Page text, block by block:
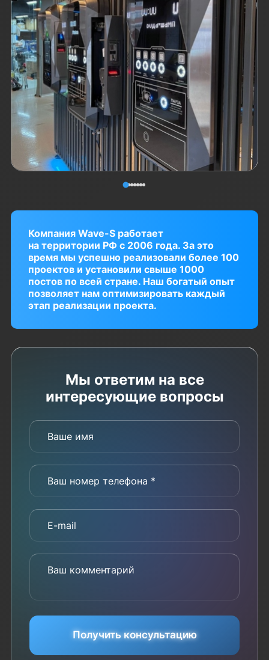
Компания Wave-S работает
на территории РФ с 2006 года. За это
время мы успешно реализовали более 100
проектов и установили свыше 1000
постов по всей стране. Наш богатый опыт
позволяет нам оптимизировать каждый
этап реализации проекта.
Мы ответим на все
интересующие вопросы
Ваше имя
Ваш номер телефона *
E-mail
Ваш комментарий
Получить консультацию